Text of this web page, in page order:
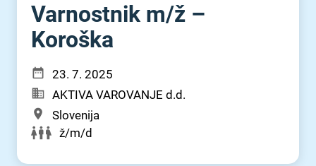
Varnostnik m⁠/⁠ž –
Koroška
23. 7. 2025
AKTIVA VAROVANJE d.d.
Slovenija
ž/m/d